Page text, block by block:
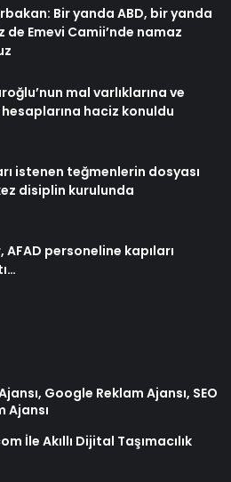
Bir yanda ABD, bir yanda
de Emevi Camii’nde namaz
mal varlıklarına ve
haciz konuldu
istenen teğmenlerin dosyası
disiplin kurulunda
personeline kapıları
Google Reklam Ajansı, SEO
Ajansı
İle Akıllı Dijital Taşımacılık